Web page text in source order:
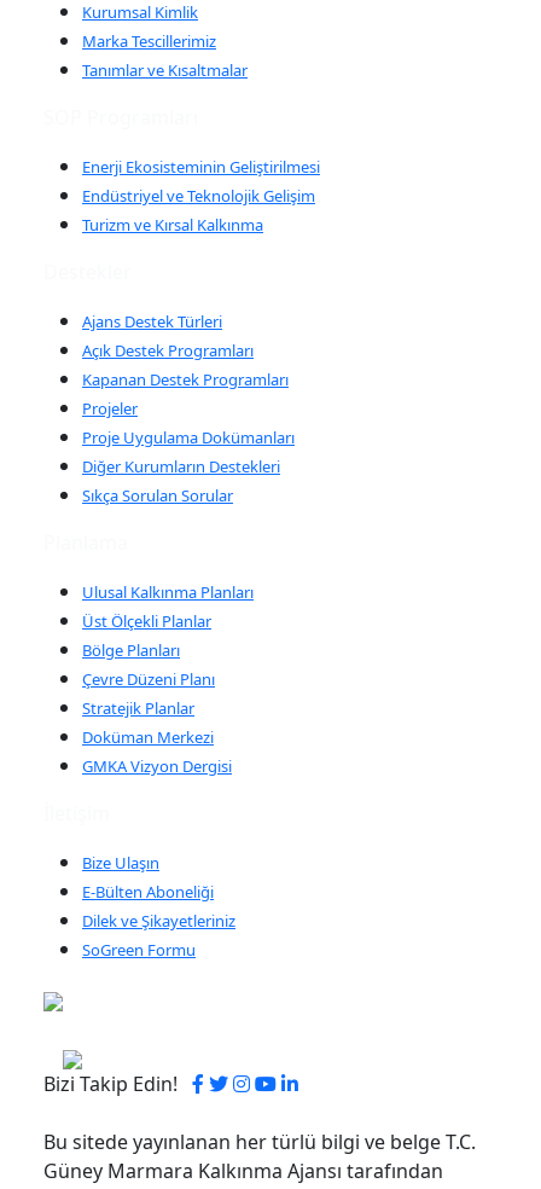
Kurumsal Kimlik
Marka Tescillerimiz
Tanımlar ve Kısaltmalar
Enerji Ekosisteminin Geliştirilmesi
Endüstriyel ve Teknolojik Gelişim
Turizm ve Kırsal Kalkınma
Ajans Destek Türleri
Açık Destek Programları
Kapanan Destek Programları
Projeler
Proje Uygulama Dokümanları
Diğer Kurumların Destekleri
Sıkça Sorulan Sorular
Ulusal Kalkınma Planları
Üst Ölçekli Planlar
Bölge Planları
Çevre Düzeni Planı
Stratejik Planlar
Doküman Merkezi
GMKA Vizyon Dergisi
Bize Ulaşın
E-Bülten Aboneliği
Dilek ve Şikayetleriniz
SoGreen Formu
Bizi Takip Edin!
Bu sitede yayınlanan her türlü bilgi ve belge T.C.
Güney Marmara Kalkınma Ajansı tarafından